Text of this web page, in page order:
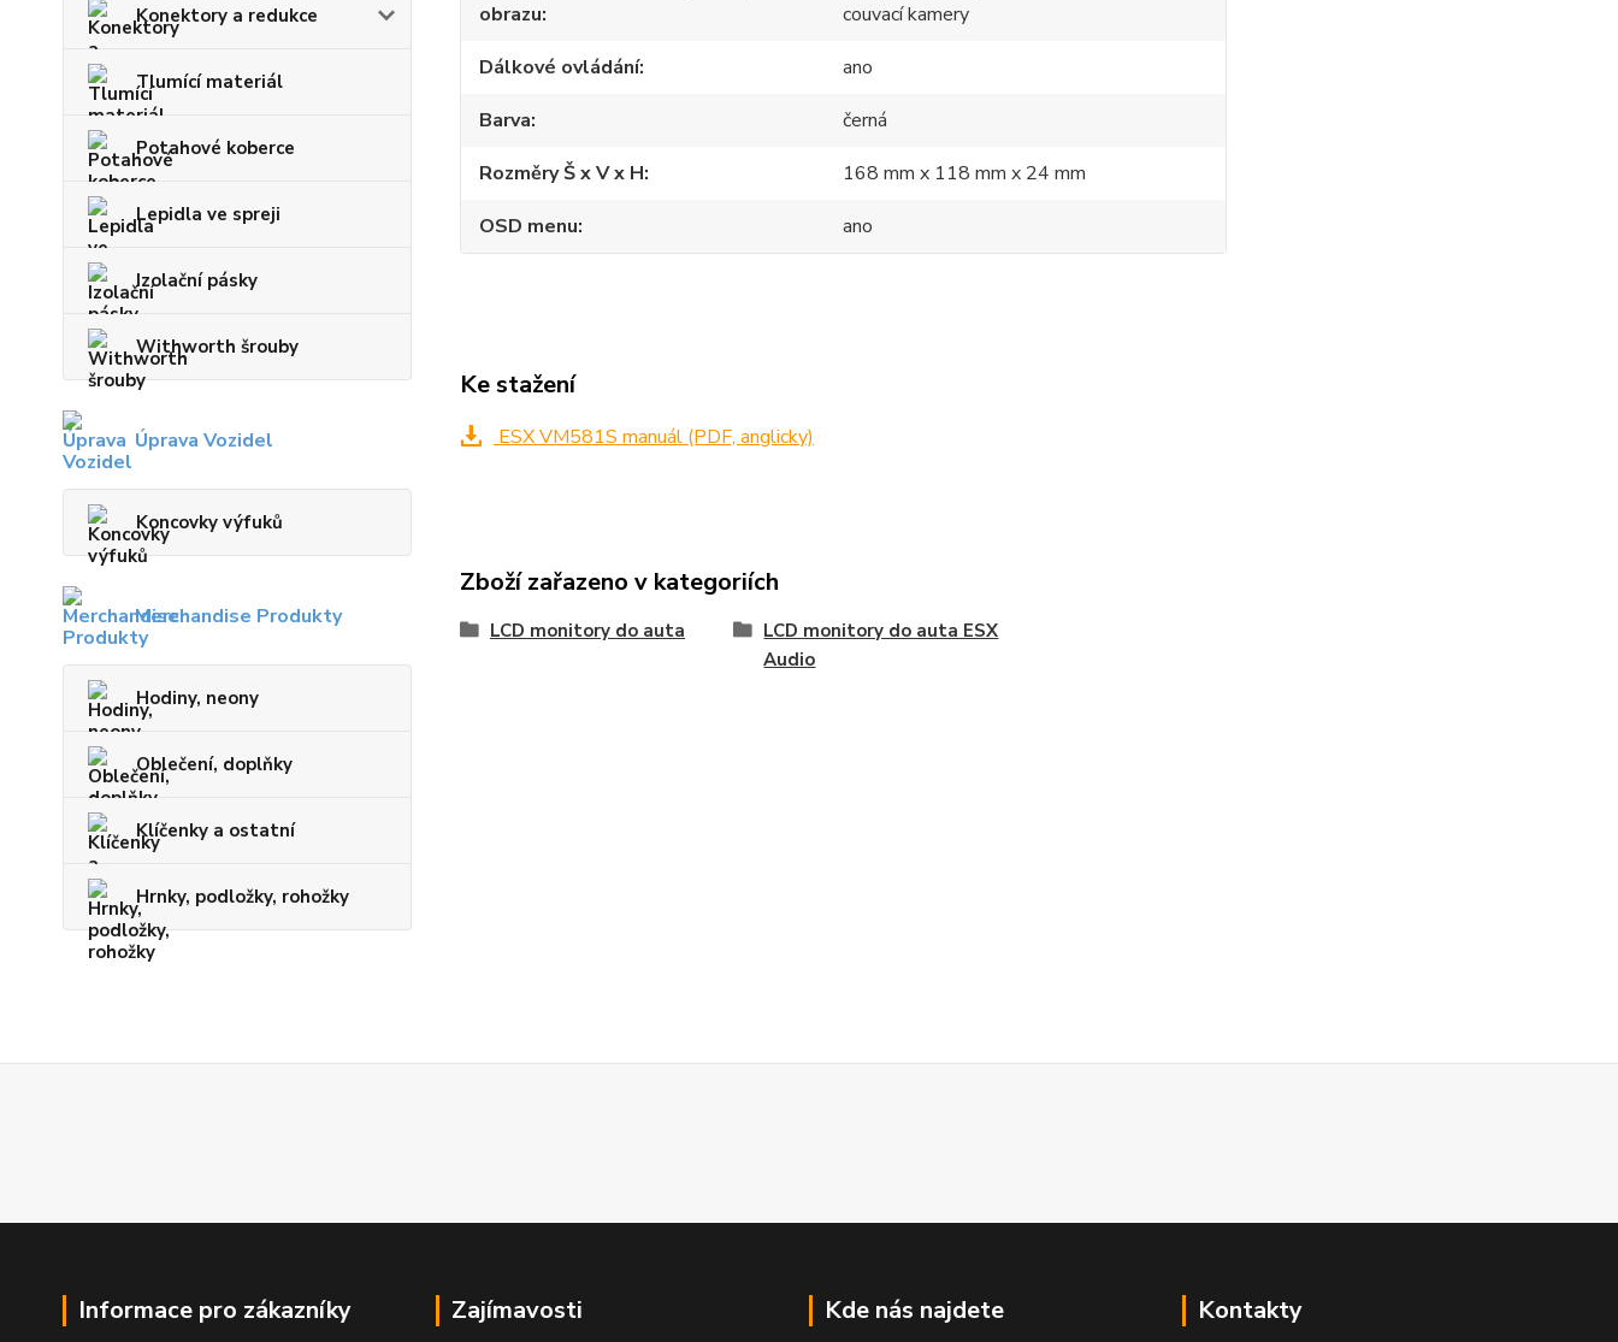
Konektory a redukce
Tlumící materiál
Potahové koberce
Lepidla ve spreji
Izolační pásky
Withworth šrouby
Úprava Vozidel
Koncovky výfuků
Merchandise Produkty
Hodiny, neony
Oblečení, doplňky
Klíčenky a ostatní
Hrnky, podložky, rohožky
obrazu
couvací kamery
Dálkové ovládání
ano
Barva
černá
Rozměry Š x V x H
168 mm x 118 mm x 24 mm
OSD menu
ano
Ke stažení
ESX VM581S manuál (PDF, anglicky)
Zboží zařazeno v kategoriích
LCD monitory do auta
LCD monitory do auta ESX
Audio
Informace pro zákazníky Zajímavosti Kde nás najdete Kontakty